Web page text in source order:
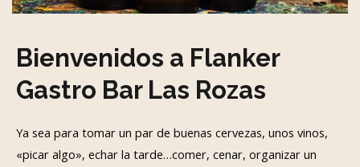
Bienvenidos a Flanker
Gastro Bar Las Rozas
Ya sea para tomar un par de buenas cervezas, unos vinos,
«picar algo», echar la tarde…comer, cenar, organizar un